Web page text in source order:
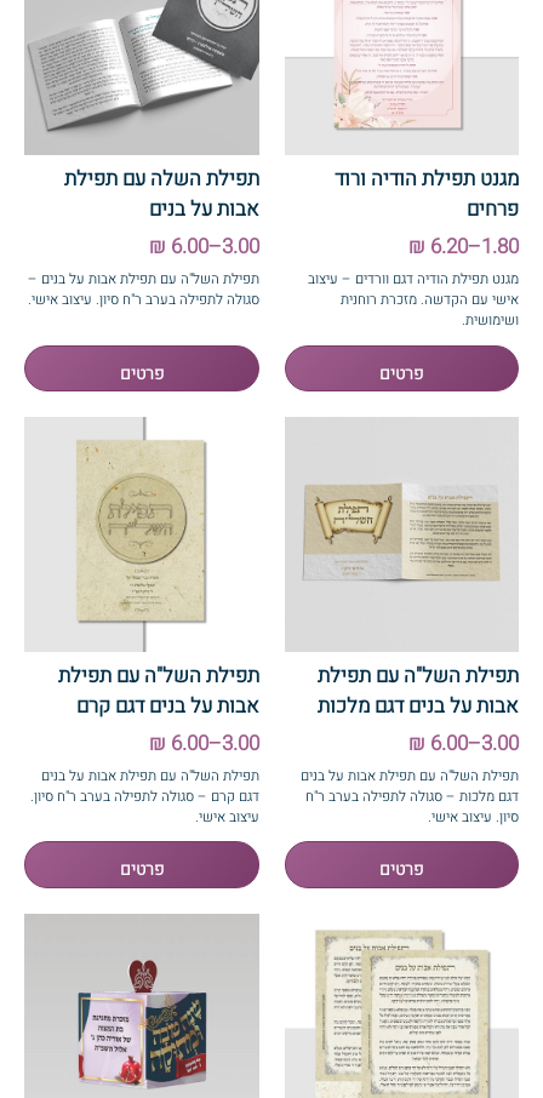
מגנט תפילת הודיה ורוד
פרחים
1.80–6.20 ₪
מגנט תפילת הודיה דגם וורדים – עיצוב
אישי עם הקדשה. מזכרת רוחנית
ושימושית.
תפילת השלה עם תפילת
אבות על בנים
3.00–6.00 ₪
תפילת השל"ה עם תפילת אבות על בנים –
סגולה לתפילה בערב ר"ח סיון. עיצוב אישי.
תפילת השל"ה עם תפילת
אבות על בנים דגם מלכות
3.00–6.00 ₪
תפילת השל"ה עם תפילת אבות על בנים
דגם מלכות – סגולה לתפילה בערב ר"ח
סיון. עיצוב אישי.
תפילת השל"ה עם תפילת
אבות על בנים דגם קרם
3.00–6.00 ₪
תפילת השל"ה עם תפילת אבות על בנים
דגם קרם – סגולה לתפילה בערב ר"ח סיון.
עיצוב אישי.